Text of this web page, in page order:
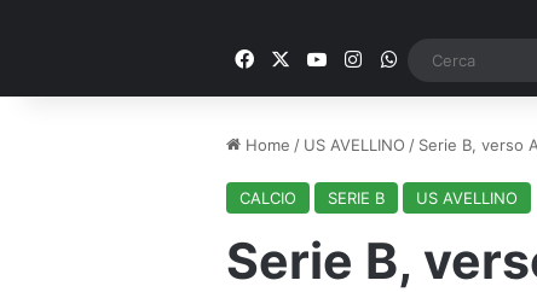
FacebookYou TubeInstagram
WhatsApp
Home / US AVELLINO / Serie B, verso
CALCIO SERIE B US AVELLINO
Serie B,